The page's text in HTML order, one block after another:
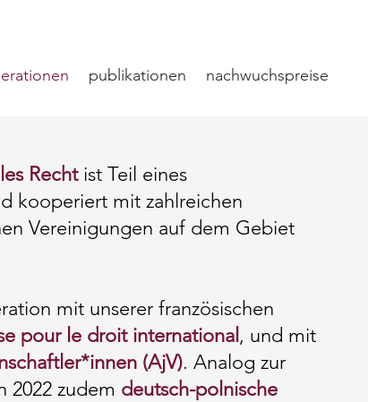
publikationen nachwuchspreise
Recht ist Teil eines
kooperiert mit zahlreichen
Vereinigungen auf dem Gebiet
mit unserer französischen
pour le droit international , und mit
(AjV). Analog zur
2022 zudem deutsch-polnische